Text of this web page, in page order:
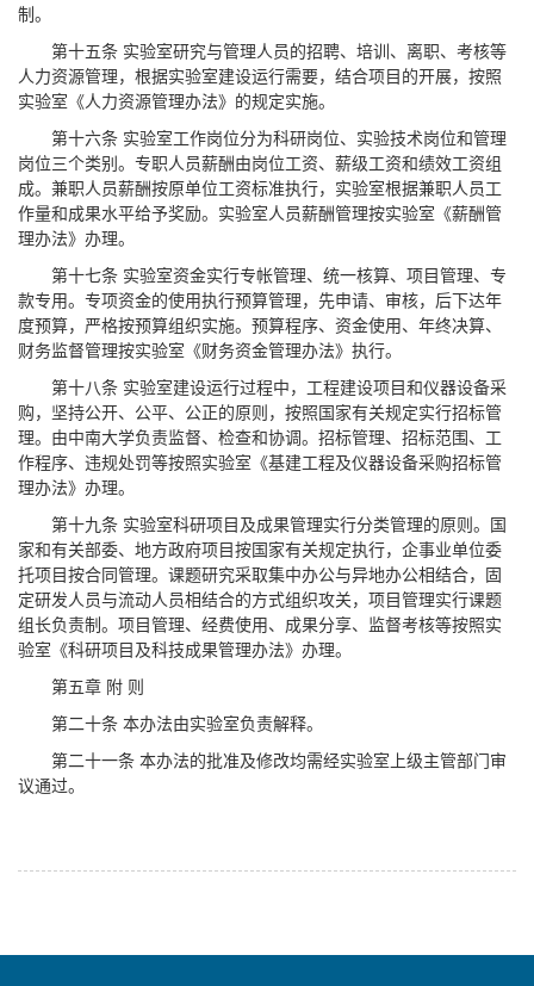
制。
第十五条 实验室研究与管理人员的招聘、培训、离职、考核等
人力资源管理，根据实验室建设运行需要，结合项目的开展，按照
实验室《人力资源管理办法》的规定实施。
第十六条 实验室工作岗位分为科研岗位、实验技术岗位和管理
岗位三个类别。专职人员薪酬由岗位工资、薪级工资和绩效工资组
成。兼职人员薪酬按原单位工资标准执行，实验室根据兼职人员工
作量和成果水平给予奖励。实验室人员薪酬管理按实验室《薪酬管
理办法》办理。
第十七条 实验室资金实行专帐管理、统一核算、项目管理、专
款专用。专项资金的使用执行预算管理，先申请、审核，后下达年
度预算，严格按预算组织实施。预算程序、资金使用、年终决算、
财务监督管理按实验室《财务资金管理办法》执行。
第十八条 实验室建设运行过程中，工程建设项目和仪器设备采
购，坚持公开、公平、公正的原则，按照国家有关规定实行招标管
理。由中南大学负责监督、检查和协调。招标管理、招标范围、工
作程序、违规处罚等按照实验室《基建工程及仪器设备采购招标管
理办法》办理。
第十九条 实验室科研项目及成果管理实行分类管理的原则。国
家和有关部委、地方政府项目按国家有关规定执行，企事业单位委
托项目按合同管理。课题研究采取集中办公与异地办公相结合，固
定研发人员与流动人员相结合的方式组织攻关，项目管理实行课题
组长负责制。项目管理、经费使用、成果分享、监督考核等按照实
验室《科研项目及科技成果管理办法》办理。
第五章 附 则
第二十条 本办法由实验室负责解释。
第二十一条 本办法的批准及修改均需经实验室上级主管部门审
议通过。